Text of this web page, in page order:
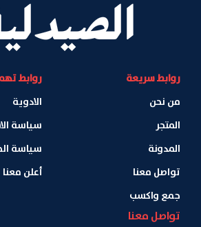
روابط سريعة
من نحن
المتجر
المدونة
تواصل معنا
جمع واكسب
روابط
الادوية
سياسة
سياسة
أعلن معنا
تواصل معنا